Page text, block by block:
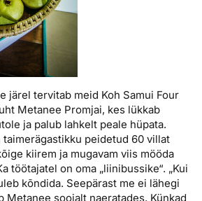
järel tervitab meid Koh Samui Four
Metanee Promjai, kes lükkab
ja palub lahkelt peale hüpata.
taimerägastikku peidetud 60 villat
kiirem ja mugavam viis mööda
töötajatel on oma „liinibussike“. „Kui
kõndida. Seepärast me ei lähegi
Metanee soojalt naeratades. Künkad